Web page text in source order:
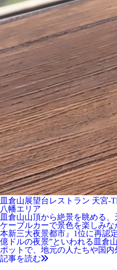
皿倉山展望台レストラン 天宮-
八幡エリア
皿倉山山頂から絶景を眺める
ケーブルカーで景色を楽しみ
本新三大夜景都市』1位に再認
億ドルの夜景”といわれる皿倉
ポットで、地元の人たちや国
記事を読む